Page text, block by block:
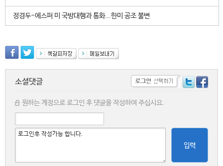
정경두-에스퍼 미 국방대행과 통화...한미 공조 불변
소셜댓글
원하는 계정으로 로그인 후 댓글을 작성하여 주십시요.
입력